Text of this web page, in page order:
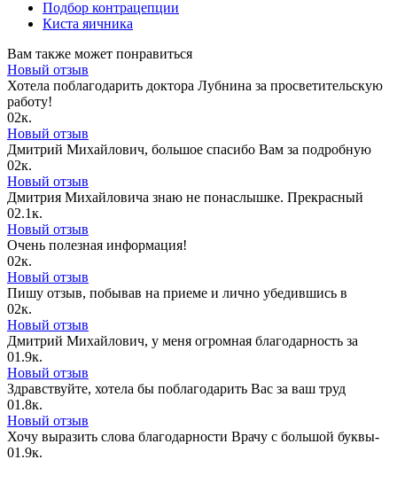
Подбор контрацепции
Киста яичника
Вам также может понравиться
Новый отзыв
Хотела поблагодарить доктора Лубнина за просветительскую
работу!
02к.
Новый отзыв
Дмитрий Михайлович, большое спасибо Вам за подробную
02к.
Новый отзыв
Дмитрия Михайловича знаю не понаслышке. Прекрасный
02.1к.
Новый отзыв
Очень полезная информация!
02к.
Новый отзыв
Пишу отзыв, побывав на приеме и лично убедившись в
02к.
Новый отзыв
Дмитрий Михайлович, у меня огромная благодарность за
01.9к.
Новый отзыв
Здравствуйте, хотела бы поблагодарить Вас за ваш труд
01.8к.
Новый отзыв
Хочу выразить слова благодарности Врачу с большой буквы-
01.9к.